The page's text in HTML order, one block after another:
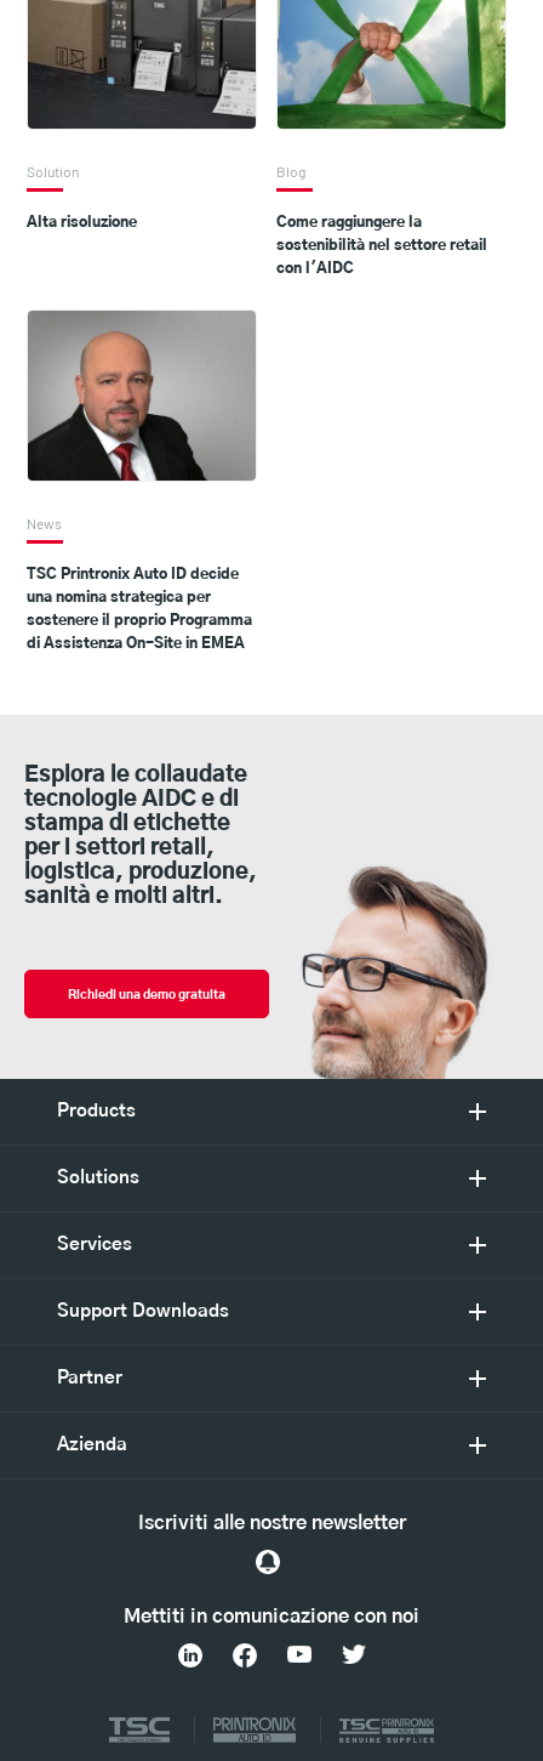
Solution
Alta risoluzione
Blog
Come raggiungere la
sostenibilità nel settore retail
con l'AIDC
News
TSC Printronix Auto ID decide
una nomina strategica per
sostenere il proprio Programma
di Assistenza On-Site in EMEA
Esplora le collaudate
tecnologie AIDC e di
stampa di etichette
per i settori retail,
logistica, produzione,
sanità e molti altri.
Richiedi una demo gratuita
Products
Solutions
Services
Support Downloads
Partner
Azienda
Mettiti in comunicazione con noi
Iscriviti alle nostre newsletter